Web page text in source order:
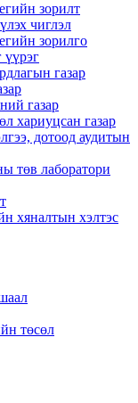
зорилт
чиглэл
зорилго
үүрэг
газар
газар
хариуцсан газар
дотоод аудитын
төв лаборатори
хяналтын хэлтэс
төсөл